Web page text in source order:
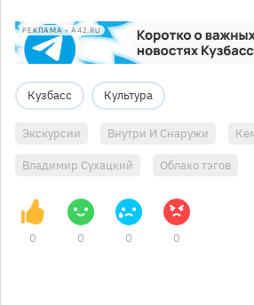
РЕКЛАМА • A42.RU
Кузбасс Культура
Экскурсии Внутри И Снаружи
Владимир Сухацкий Облако тэгов
0 0 0 0